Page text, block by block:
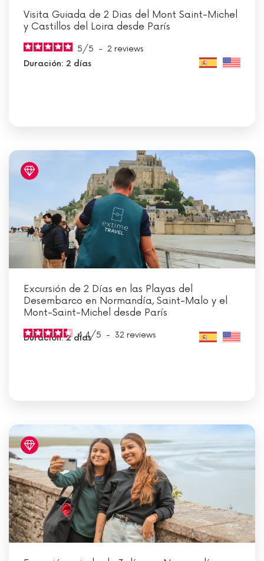
Visita Guiada de 2 Dias del Mont Saint-Michel
y Castillos del Loira desde París
5/5 - 2 reviews
Duración: 2 días
Excursión de 2 Días en las Playas del
Desembarco en Normandía, Saint-Malo y el
Mont-Saint-Michel desde París
4.4/5 - 32 reviews
Duración: 2 días